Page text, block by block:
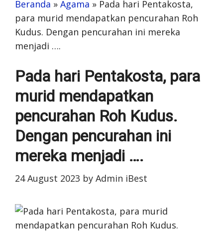
Beranda » Agama » Pada hari Pentakosta,
para murid mendapatkan pencurahan Roh
Kudus. Dengan pencurahan ini mereka
menjadi ….
Pada hari Pentakosta, para
murid mendapatkan
pencurahan Roh Kudus.
Dengan pencurahan ini
mereka menjadi ….
24 August 2023 by Admin iBest